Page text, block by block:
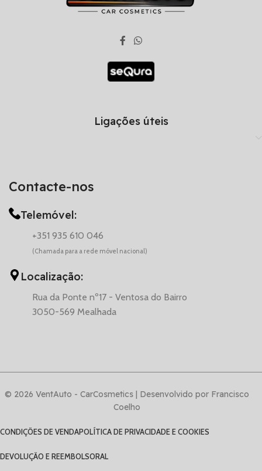
Contacte-nos
Telemóvel:
+351 935 610 046
(Chamada para a rede móvel nacional)
Localização:
Rua da Ponte nº17 - Ventosa do Bairro
3050-569 Mealhada
Ligações úteis
© 2026 VentAuto - CarCosmetics | Desenvolvido por Francisco
Coelho
CONDIÇÕES DE VENDAPOLÍTICA DE PRIVACIDADE E COOKIES
DEVOLUÇÃO E REEMBOLSORAL